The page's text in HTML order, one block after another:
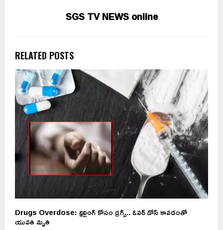
SGS TV NEWS online
RELATED POSTS
Drugs Overdose: థ్రిల్లింగ్‌ కోసం డ్రగ్స్‌.. ఓవర్‌ డోస్‌ కావడంతో
యువతి మృతి